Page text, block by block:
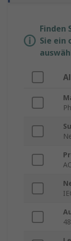
Finden
Sie ein